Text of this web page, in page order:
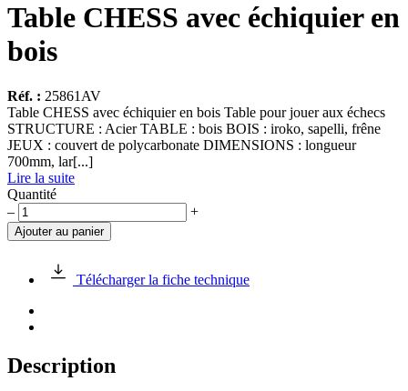
Table CHESS avec échiquier en
bois
Réf. : 25861AV
Table CHESS avec échiquier en bois Table pour jouer aux échecs
STRUCTURE : Acier TABLE : bois BOIS : iroko, sapelli, frêne
JEUX : couvert de polycarbonate DIMENSIONS : longueur
700mm, lar[...]
Lire la suite
Quantité
quantité
de
Table
avec
bois
– +
Ajouter au panier
Télécharger la fiche technique
Description